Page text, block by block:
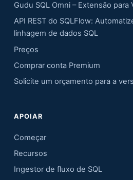
Gudu SQL Omni – Extensão para
API REST do SQLFlow:
linhagem de dados SQL
Preços
Comprar conta Premium
Solicite um orçamento para a
APOIAR
Começar
Recursos
Ingestor de fluxo de SQL